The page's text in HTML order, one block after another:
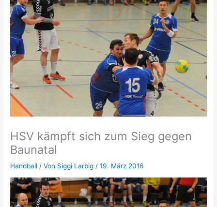
HSV kämpft sich zum Sieg gegen
Baunatal
Handball / Von Siggi Larbig/19. März 2016